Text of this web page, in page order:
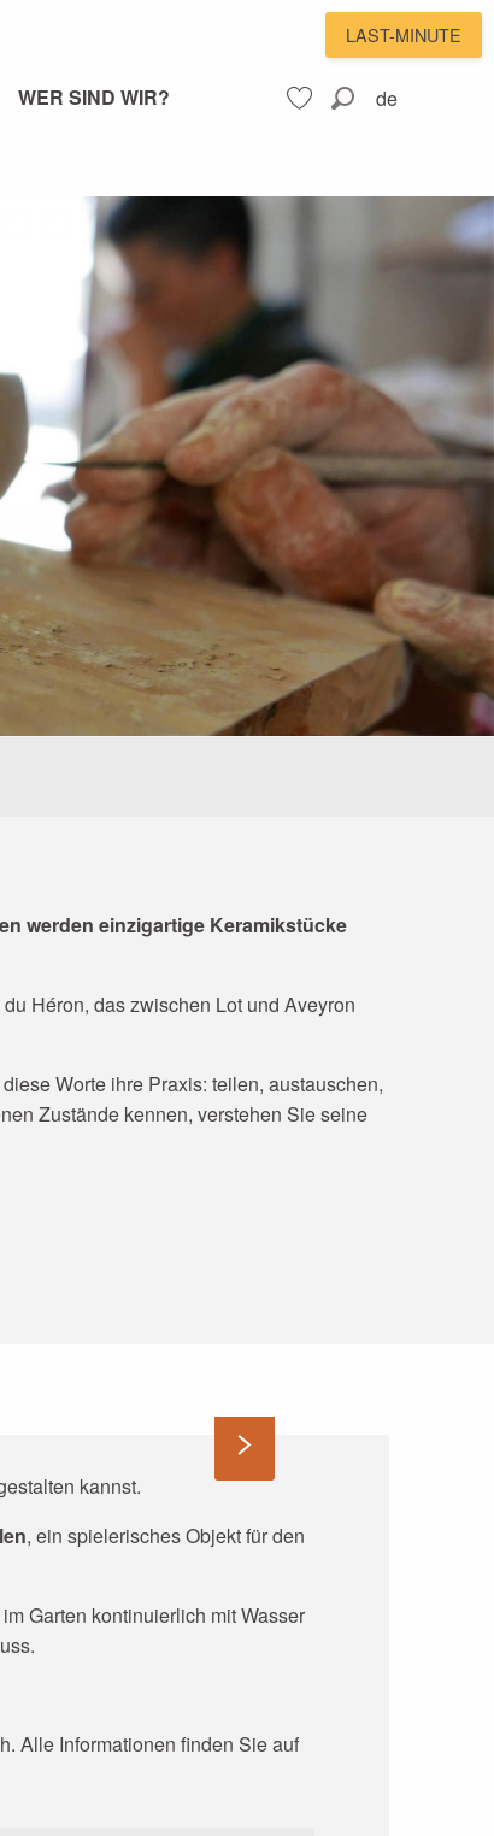
de
LAST-MINUTE
WER SIND WIR?
werden einzigartige Keramikstücke
Héron, das zwischen Lot und Aveyron
Worte ihre Praxis: teilen, austauschen,
Zustände kennen, verstehen Sie seine
kannst.
, ein spielerisches Objekt für den
Garten kontinuierlich mit Wasser
Alle Informationen finden Sie auf